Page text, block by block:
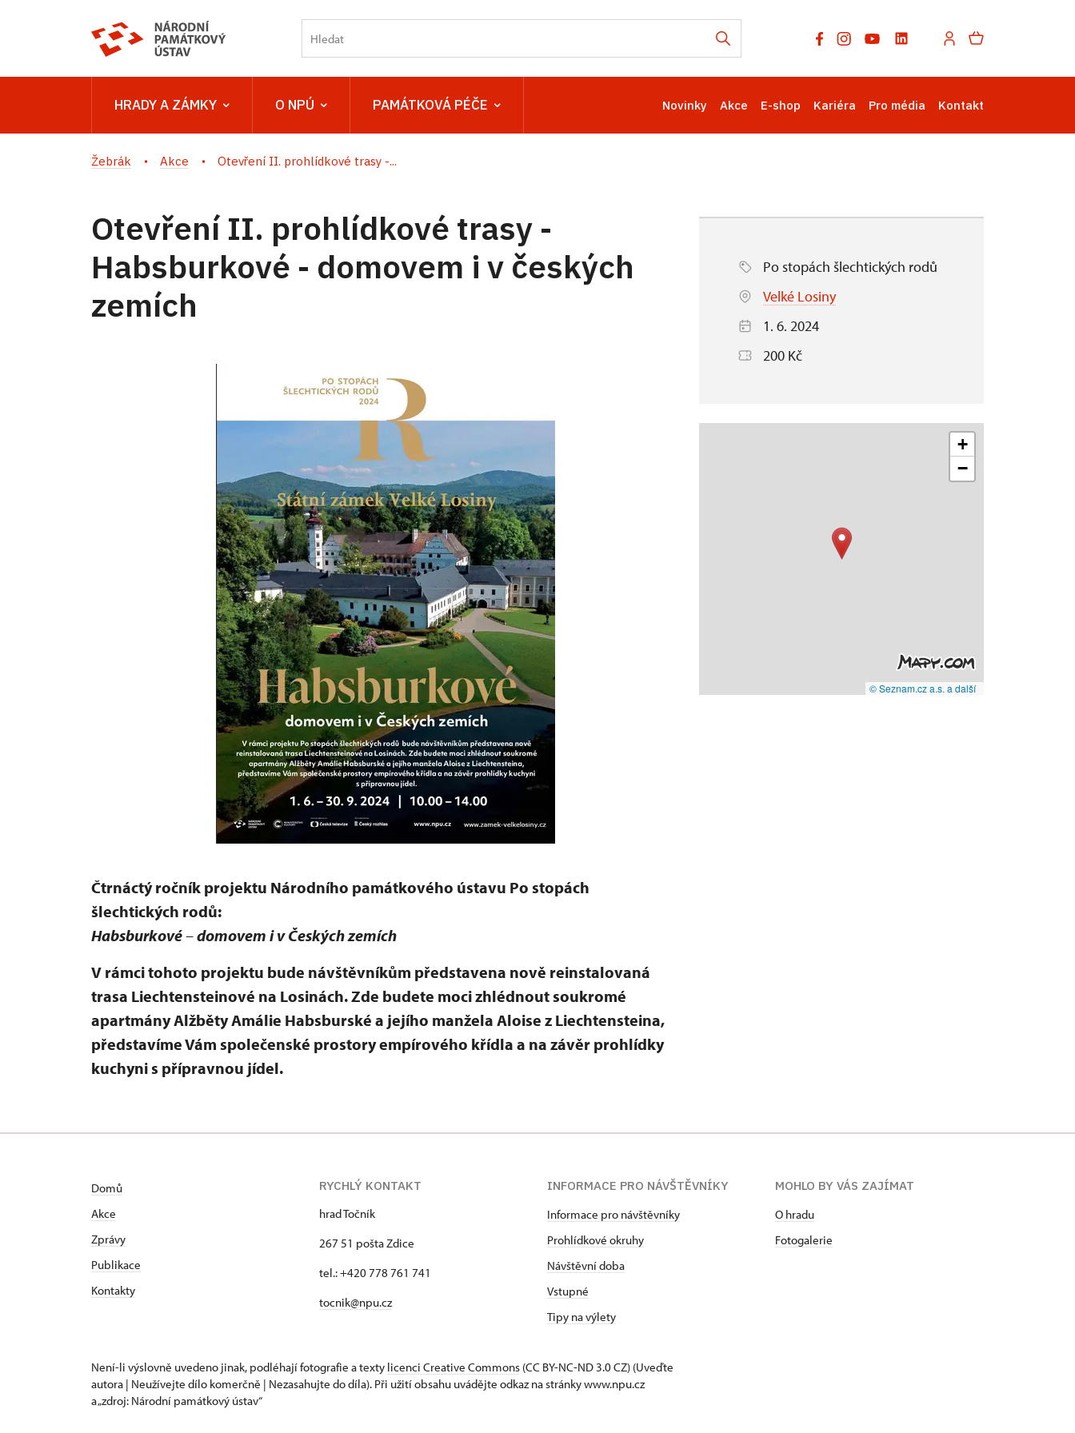
HRADY A ZÁMKY O NPÚ PAMÁTKOVÁ PÉČE Novinky Akce E-shop Kariéra Pro média Kontakt
Žebrák Akce Otevření II. prohlídkové trasy -...
Otevření II. prohlídkové trasy -
Habsburkové - domovem i v českých
zemích
Čtrnáctý ročník projektu Národního památkového ústavu Po stopách
šlechtických rodů:
Habsburkové–domovem i v Českých zemích
V rámci tohoto projektu bude návštěvníkům představena nově reinstalovaná
trasa Liechtensteinové na Losinách. Zde budete moci zhlédnout soukromé
apartmány Alžběty Amálie Habsburské a jejího manžela Aloise z Liechtensteina,
představíme Vám společenské prostory empírového křídla a na závěr prohlídky
kuchyni s přípravnou jídel.
Po stopách šlechtických rodů
Velké Losiny
1. 6. 2024
200 Kč
+
−
© Seznam.cz a.s. a další
Domů
Akce
Zprávy
Publikace
Kontakty
RYCHLÝ KONTAKT
hrad Točník
267 51 pošta Zdice
tel.: +420 778 761 741
tocnik@npu.cz
INFORMACE PRO NÁVŠTĚVNÍKY
Informace pro návštěvníky
Prohlídkové okruhy
Návštěvní doba
Vstupné
Tipy na výlety
MOHLO BY VÁS ZAJÍMAT
O hradu
Fotogalerie
Není-li výslovně uvedeno jinak, podléhají fotografie a texty licenci Creative Commons (CC BY-NC-ND 3.0 CZ) (Uveďte
autora | Neužívejte dílo komerčně | Nezasahujte do díla). Při užití obsahu uvádějte odkaz na stránky www.npu.cz
a „zdroj: Národní památkový ústav“